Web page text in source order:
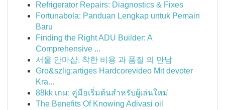
Refrigerator Repairs: Diagnostics & Fixes
Fortunabola: Panduan Lengkap untuk Pemain
Baru
Finding the Right ADU Builder: A
Comprehensive ...
서울 안마샵, 착한 비용 과 품질 의 만남
Gro&szlig;artiges Hardcorevideo Mit devoter
Kra...
88kk เกม: คู่มือเริ่มต้นสำหรับผู้เล่นใหม่
The Benefits Of Knowing Adivasi oil